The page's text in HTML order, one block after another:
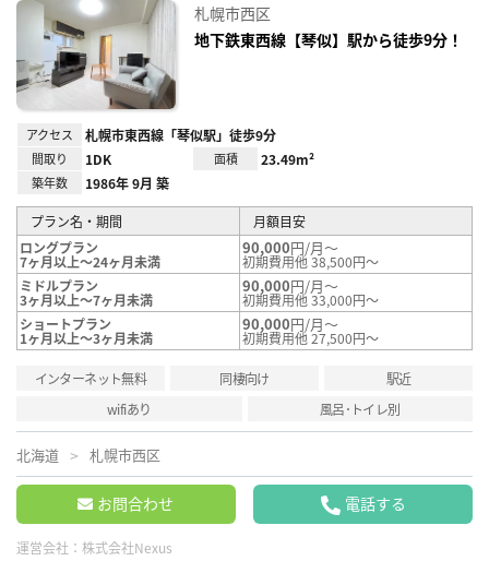
録
札幌市西区
地下鉄東西線【琴似】駅から徒歩9分！
アクセス 札幌市東西線「琴似駅」徒歩9分
間取り 1DK 面積 23.49m²
築年数 1986年 9月 築
プラン名・期間
月額目安
ロングプラン
7ヶ月以上～24ヶ月未満
90,000円/月～
初期費用他 38,500円～
ミドルプラン
3ヶ月以上～7ヶ月未満
90,000円/月～
初期費用他 33,000円～
ショートプラン
1ヶ月以上～3ヶ月未満
90,000円/月～
初期費用他 27,500円～
インターネット無料 同棲向け
駅近
wifiあり
風呂･トイレ別
北海道 札幌市西区
お問合わせ 電話する
運営会社： 株式会社Nexus